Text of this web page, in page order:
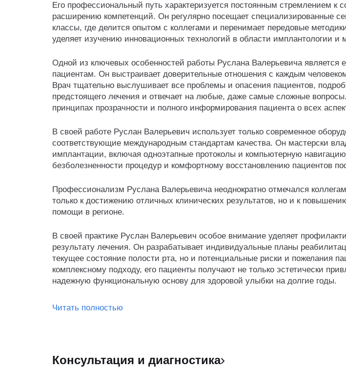
Его профессиональный путь характеризуется постоянным стремлением к
расширению компетенций. Он регулярно посещает специализированные
классы, где делится опытом с коллегами и перенимает передовые
уделяет изучению инновационных технологий в области имплантологии и
Одной из ключевых особенностей работы Руслана Валерьевича является
пациентам. Он выстраивает доверительные отношения с каждым
Врач тщательно выслушивает все проблемы и опасения пациентов,
предстоящего лечения и отвечает на любые, даже самые сложные
принципах прозрачности и полного информирования пациента о всех
В своей работе Руслан Валерьевич использует только современное
соответствующие международным стандартам качества. Он мастерски
имплантации, включая одноэтапные протоколы и компьютерную
безболезненности процедур и комфортному восстановлению пациентов
Профессионализм Руслана Валерьевича неоднократно отмечался
только к достижению отличных клинических результатов, но и к
помощи в регионе.
В своей практике Руслан Валерьевич особое внимание уделяет
результату лечения. Он разрабатывает индивидуальные планы
текущее состояние полости рта, но и потенциальные риски и пожелания
комплексному подходу, его пациенты получают не только эстетически
надежную функциональную основу для здоровой улыбки на долгие годы.
Читать полностью
Консультация и диагностика